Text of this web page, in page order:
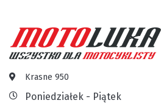
Krasne 950
Poniedziałek - Piątek